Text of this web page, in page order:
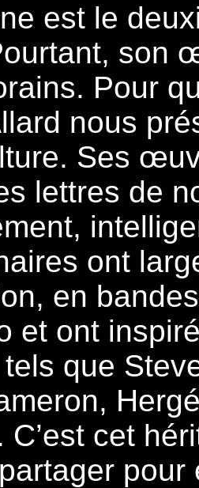
est le
son
Pour
nous
Ses
lettres de
ont
en
et ont
tels que
C’est cet
pour